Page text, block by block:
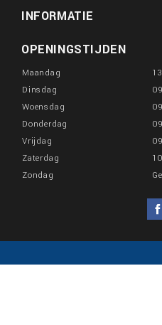
INFORMATIE
OPENINGSTIJDEN
Maandag
Dinsdag
Woensdag
Donderdag
Vrijdag
Zaterdag
Zondag